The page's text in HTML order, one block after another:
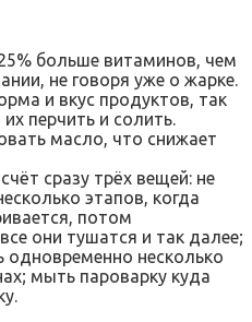
больше витаминов, чем
не говоря уже о жарке.
и вкус продуктов, так
перчить и солить.
масло, что снижает
сразу трёх вещей: не
этапов, когда
потом
они тушатся и так далее;
одновременно несколько
мыть пароварку куда